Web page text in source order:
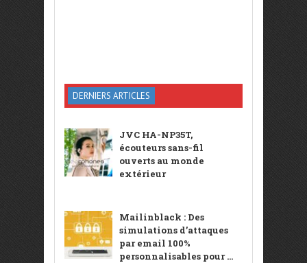
DERNIERS ARTICLES
JVC HA-NP35T,
écouteurs sans-fil
ouverts au monde
extérieur
Mailinblack : Des
simulations d’attaques
par email 100%
personnalisables pour ...